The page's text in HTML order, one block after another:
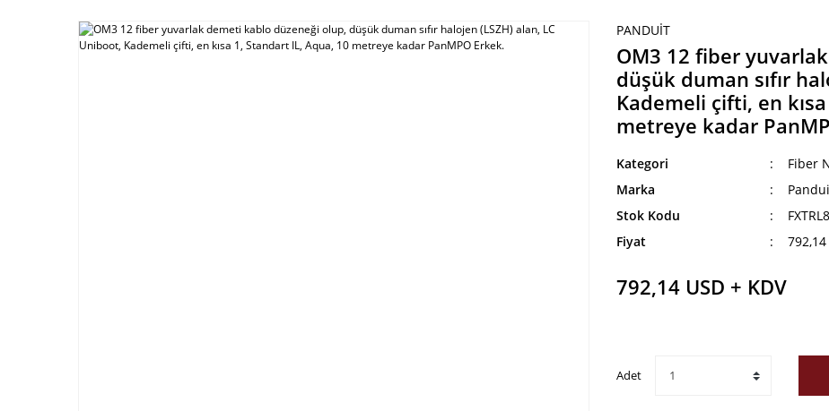
PANDUIT
OM3 12 fiber
düşük duman sıfır
Kademeli çifti, en
metreye kadar
Kategori
Fiber
Marka
Stok Kodu
Fiyat
792,14
792,14 USD + KDV
Adet